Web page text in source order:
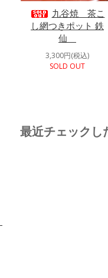
九谷焼 茶こ
し網つきポット 鉄
仙
3,300円(税込)
SOLD OUT
最近チェックし